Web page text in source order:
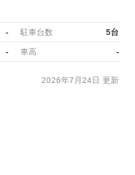
- 駐車台数 5台
- 車高 -
2026年7月24日 更新